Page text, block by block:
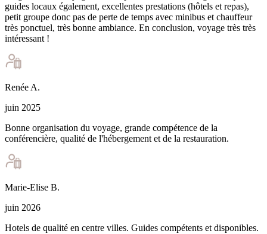
guides locaux également, excellentes prestations (hôtels et repas),
petit groupe donc pas de perte de temps avec minibus et chauffeur
très ponctuel, très bonne ambiance. En conclusion, voyage très très
intéressant !
Renée A.
juin 2025
Bonne organisation du voyage, grande compétence de la
conférencière, qualité de l'hébergement et de la restauration.
Marie-Elise B.
juin 2026
Hotels de qualité en centre villes. Guides compétents et disponibles.